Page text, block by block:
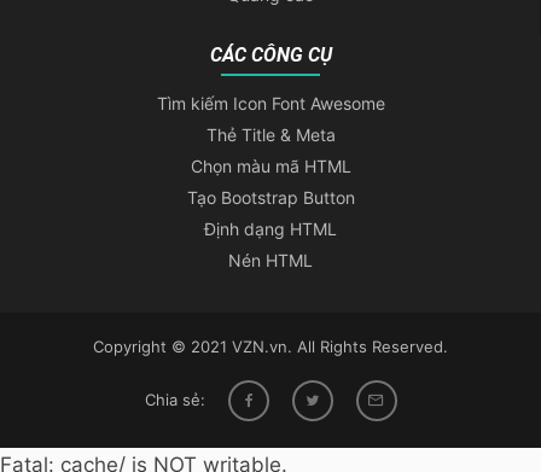
CÁC CÔNG CỤ
Tìm kiếm Icon Font Awesome
Thẻ Title & Meta
Chọn màu mã HTML
Tạo Bootstrap Button
Định dạng HTML
Nén HTML
Copyright © 2021 VZN.vn. All Rights Reserved.
Chia sẻ:
Fatal: cache/ is NOT writable.